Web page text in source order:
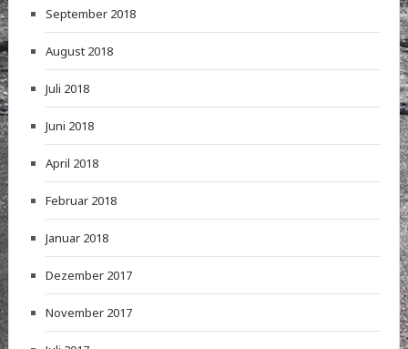
September 2018
August 2018
Juli 2018
Juni 2018
April 2018
Februar 2018
Januar 2018
Dezember 2017
November 2017